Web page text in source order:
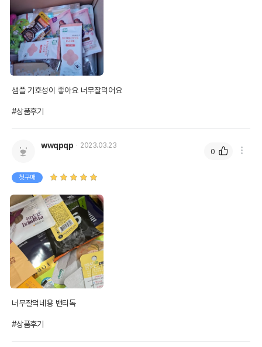
샘플 기호성이 좋아요 너무잘먹어요
#상품후기
wwqpqp 2023.03.23
첫구매
너무잘먹네용 밴티독
#상품후기
0